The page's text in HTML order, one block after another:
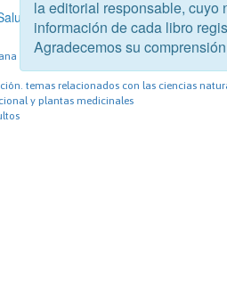
Ayurveda 2021
de Ayurveda
temas relacionados con las ciencias
y plantas medicinales
la editorial responsable, cuyo
información de cada libro
Agradecemos su